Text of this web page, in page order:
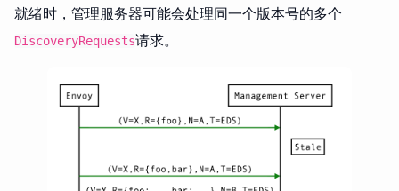
就绪时，管理服务器可能会处理同一个版本号的多个
DiscoveryRequests请求。